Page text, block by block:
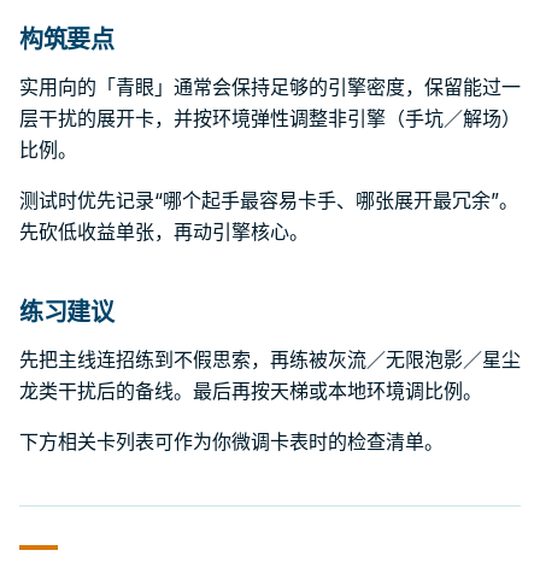
构筑要点
实用向的「青眼」通常会保持足够的引擎密度，保留能过一
层干扰的展开卡，并按环境弹性调整非引擎（手坑／解场）
比例。
测试时优先记录“哪个起手最容易卡手、哪张展开最冗余”。
先砍低收益单张，再动引擎核心。
练习建议
先把主线连招练到不假思索，再练被灰流／无限泡影／星尘
龙类干扰后的备线。最后再按天梯或本地环境调比例。
下方相关卡列表可作为你微调卡表时的检查清单。